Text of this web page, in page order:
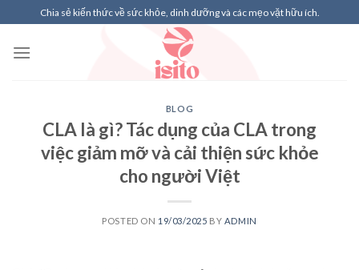
to
content
Chia sẻ kiến thức về sức khỏe, dinh dưỡng và các mẹo vặt hữu ích.
BLOG
CLA là gì? Tác dụng của CLA trong
việc giảm mỡ và cải thiện sức khỏe
cho người Việt
POSTED ON 19/03/2025 BY ADMIN